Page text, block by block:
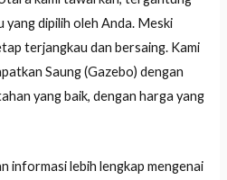
yang dipilih oleh Anda. Meski
terjangkau dan bersaing. Kami
Saung (Gazebo) dengan
yang baik, dengan harga yang
informasi lebih lengkap mengenai